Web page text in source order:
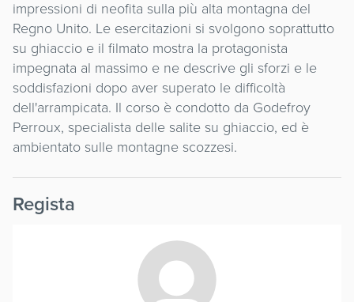
impressioni di neofita sulla più alta montagna del
Regno Unito. Le esercitazioni si svolgono soprattutto
su ghiaccio e il filmato mostra la protagonista
impegnata al massimo e ne descrive gli sforzi e le
soddisfazioni dopo aver superato le difficoltà
dell'arrampicata. Il corso è condotto da Godefroy
Perroux, specialista delle salite su ghiaccio, ed è
ambientato sulle montagne scozzesi.
Regista